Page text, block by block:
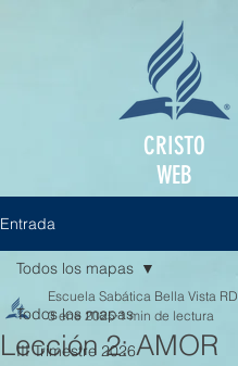
CRISTO
WEB
Entrada
Todos los mapas
III Trimestre 2026
Todos los mapas
Lección 2: AMOR
Escuela Sabática Bella Vista RD
3 ene 2025 1 min de lectura